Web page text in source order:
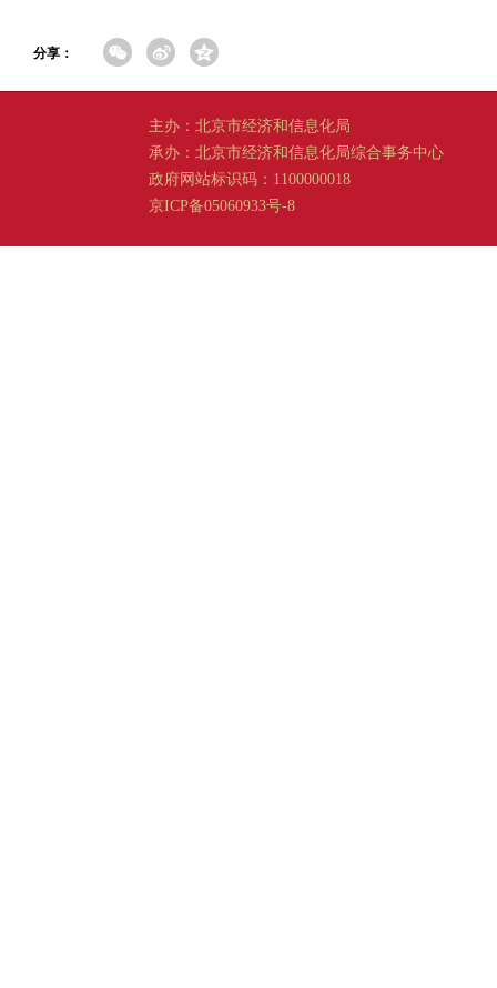
分享：
主办：北京市经济和信息化局
承办：北京市经济和信息化局综合事务中心
政府网站标识码：1100000018
京ICP备05060933号-8